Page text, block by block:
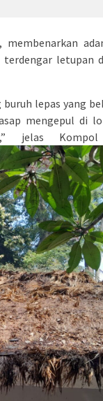
letupan
lepas yang
mengepul di
jelas Kompol